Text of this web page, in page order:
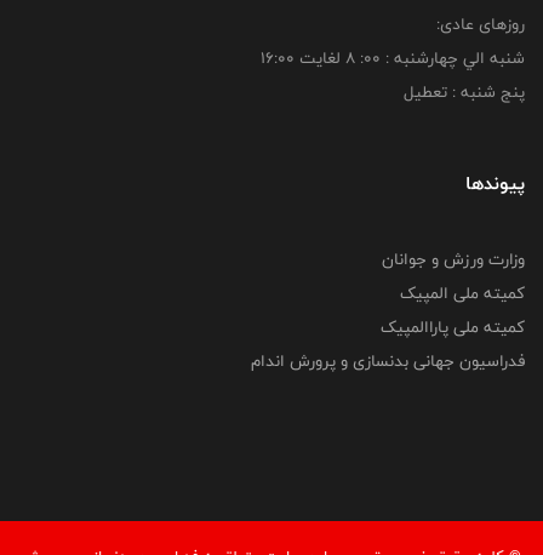
روزهای عادی:
شنبه الي چهارشنبه : 00: 8 لغايت 16:00
پنج شنبه : تعطیل
پیوندها
وزارت ورزش و جوانان
کمیته ملی المپیک
کمیته ملی پاراالمپیک
فدراسیون جهانی بدنسازی و پرورش اندام